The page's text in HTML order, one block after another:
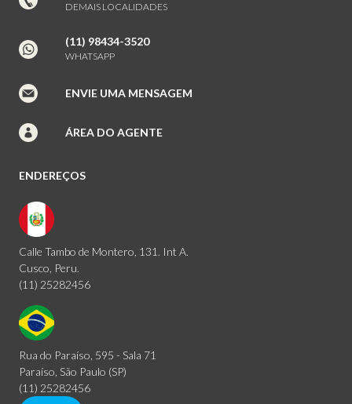
DEMAIS LOCALIDADES
(11) 98434-3520
WHATSAPP
ENVIE UMA MENSAGEM
ÁREA DO AGENTE
ENDEREÇOS
Calle Tambo de Montero, 131. Int A.
Cusco, Peru.
(11) 25282456
Rua do Paraíso, 595 - Sala 71
Paraíso, São Paulo (SP)
(11) 25282456